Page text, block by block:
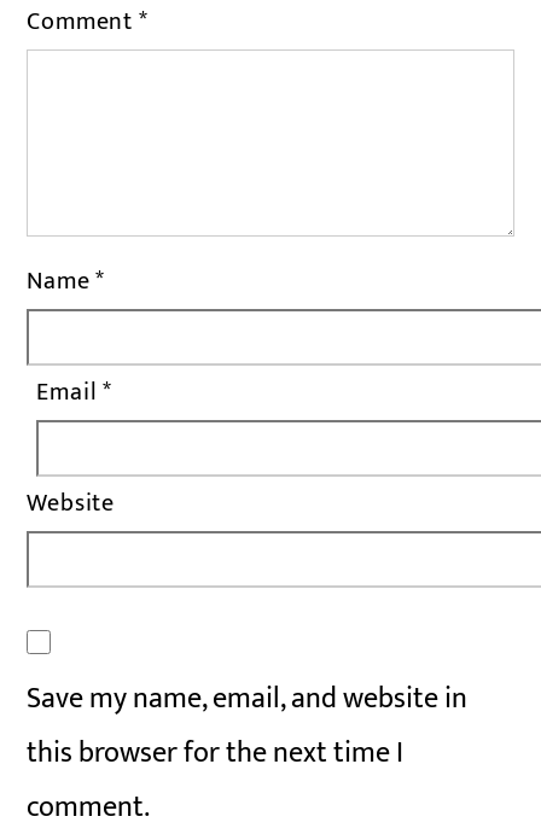
Comment*
Name*
Email*
Website
Save my name, email, and website in
this browser for the next time I
comment.